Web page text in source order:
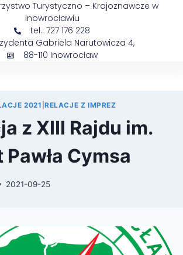
Turystyczno – Krajoznawcze w
Inowrocławiu
tel.: 727 176 228
Gabriela Narutowicza 4,
88-110 Inowrocław
2021 |RELACJE Z IMPREZ
z XIII Rajdu im.
Pawła Cymsa
2021-09-25